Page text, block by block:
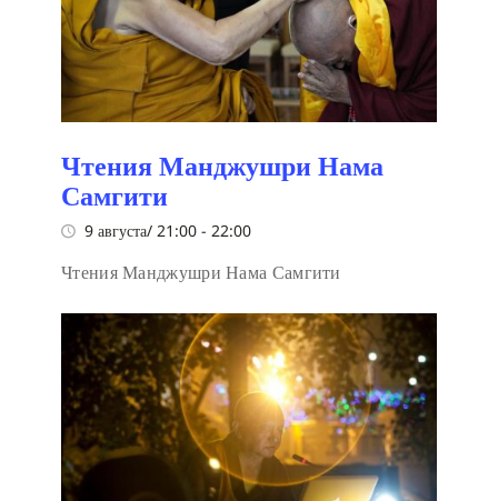
Чтения Манджушри Нама
Самгити
9 августа/ 21:00 - 22:00
Чтения Манджушри Нама Самгити